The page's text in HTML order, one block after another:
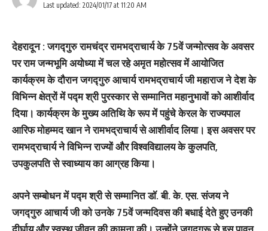
Last updated: 2024/01/17 at 11:20 AM
देहरादून : जगद्गुरु रामचंद्र रामभद्राचार्य के 75वें जन्मोत्सव के अवसर
पर राम जन्मभूमि अयोध्या में चल रहे अमृत महोत्सव में आयोजित
कार्यक्रम के दौरान जगद्गुरु आचार्य रामभद्राचार्य जी महाराज ने देश के
विभिन्न क्षेत्रों में पद्म श्री पुरस्कार से सम्मानित महानुभावों को आशीर्वाद
दिया। कार्यक्रम के मुख्य अतिथि के रूप में पहुंचे केरल के राज्यपाल
आरिफ मोहम्मद खान ने रामभद्राचार्य से आशीर्वाद लिया। इस अवसर पर
रामभद्राचार्य ने विभिन्न राज्यों और विश्वविद्यालय के कुलपति,
उपकुलपति से स्वाध्याय का आग्रह किया।
अपने सम्बोधन में पद्म श्री से सम्मानित डाॅ. बी. के. एस. संजय ने
जगद्गुरु आचार्य जी को उनके 75वें जन्मदिवस की बधाई देते हुए उनकी